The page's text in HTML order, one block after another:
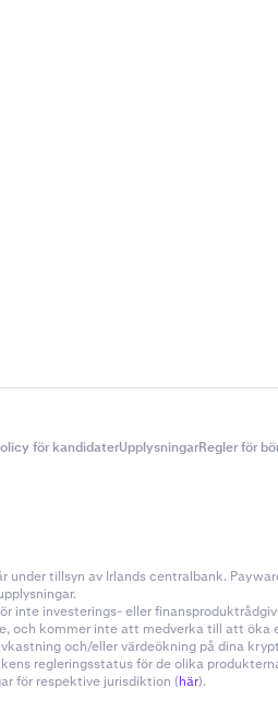
för kandidaterUpplysningarRegler för
tillsyn av Irlands centralbank.
inte investerings- eller
och kommer inte att medverka till att
och/eller värdeökning på dina
regleringsstatus för de olika
för respektive jurisdiktion (här).